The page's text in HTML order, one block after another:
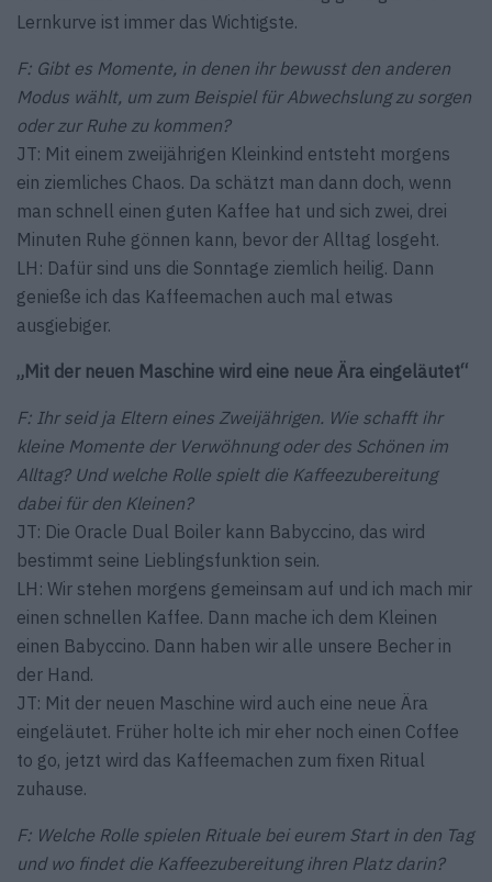
Lernkurve ist immer das Wichtigste.
F: Gibt es Momente, in denen ihr bewusst den anderen
Modus wählt, um zum Beispiel für Abwechslung zu sorgen
oder zur Ruhe zu kommen?
JT: Mit einem zweijährigen Kleinkind entsteht morgens
ein ziemliches Chaos. Da schätzt man dann doch, wenn
man schnell einen guten Kaffee hat und sich zwei, drei
Minuten Ruhe gönnen kann, bevor der Alltag losgeht.
LH: Dafür sind uns die Sonntage ziemlich heilig. Dann
genieße ich das Kaffeemachen auch mal etwas
ausgiebiger.
„Mit der neuen Maschine wird eine neue Ära eingeläutet“
F: Ihr seid ja Eltern eines Zweijährigen. Wie schafft ihr
kleine Momente der Verwöhnung oder des Schönen im
Alltag? Und welche Rolle spielt die Kaffeezubereitung
dabei für den Kleinen?
JT: Die Oracle Dual Boiler kann Babyccino, das wird
bestimmt seine Lieblingsfunktion sein.
LH: Wir stehen morgens gemeinsam auf und ich mach mir
einen schnellen Kaffee. Dann mache ich dem Kleinen
einen Babyccino. Dann haben wir alle unsere Becher in
der Hand.
JT: Mit der neuen Maschine wird auch eine neue Ära
eingeläutet. Früher holte ich mir eher noch einen Coffee
to go, jetzt wird das Kaffeemachen zum fixen Ritual
zuhause.
F: Welche Rolle spielen Rituale bei eurem Start in den Tag
und wo findet die Kaffeezubereitung ihren Platz darin?